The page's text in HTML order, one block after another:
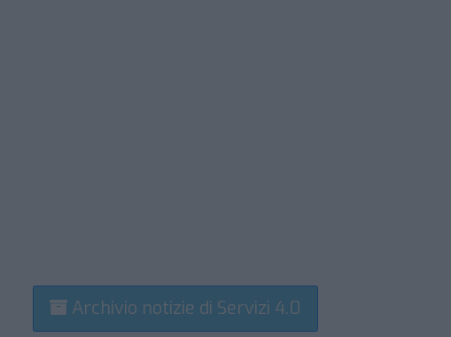
Archivio notizie di Servizi 4.0